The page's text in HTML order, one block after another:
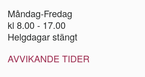
Måndag-Fredag
kl 8.00 - 17.00
Helgdagar stängt
AVVIKANDE TIDER